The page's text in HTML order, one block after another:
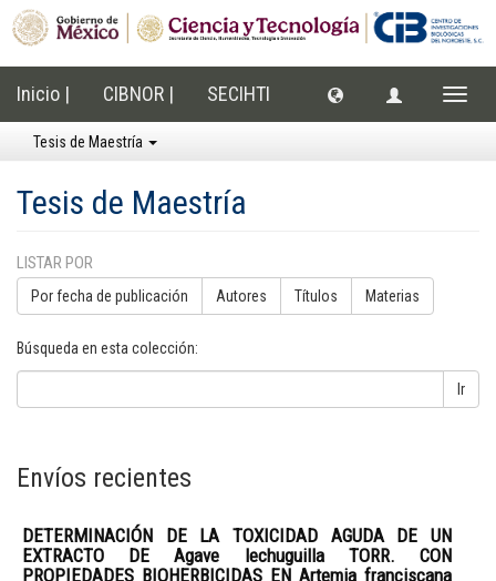
Inicio | CIBNOR | SECIHTI
Tesis de Maestría
Tesis de Maestría
LISTAR POR
Por fecha de publicación Autores Títulos Materias
Búsqueda en esta colección:
Ir
Envíos recientes
DETERMINACIÓN DE LA TOXICIDAD AGUDA DE UN
EXTRACTO DE Agave lechuguilla TORR. CON
PROPIEDADES BIOHERBICIDAS EN Artemia franciscana